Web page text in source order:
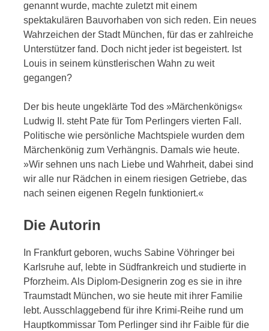
genannt wurde, machte zuletzt mit einem
spektakulären Bauvorhaben von sich reden. Ein neues
Wahrzeichen der Stadt München, für das er zahlreiche
Unterstützer fand. Doch nicht jeder ist begeistert. Ist
Louis in seinem künstlerischen Wahn zu weit
gegangen?
Der bis heute ungeklärte Tod des »Märchenkönigs«
Ludwig II. steht Pate für Tom Perlingers vierten Fall.
Politische wie persönliche Machtspiele wurden dem
Märchenkönig zum Verhängnis. Damals wie heute.
»Wir sehnen uns nach Liebe und Wahrheit, dabei sind
wir alle nur Rädchen in einem riesigen Getriebe, das
nach seinen eigenen Regeln funktioniert.«
Die Autorin
In Frankfurt geboren, wuchs Sabine Vöhringer bei
Karlsruhe auf, lebte in Südfrankreich und studierte in
Pforzheim. Als Diplom-Designerin zog es sie in ihre
Traumstadt München, wo sie heute mit ihrer Familie
lebt. Ausschlaggebend für ihre Krimi-Reihe rund um
Hauptkommissar Tom Perlinger sind ihr Faible für die